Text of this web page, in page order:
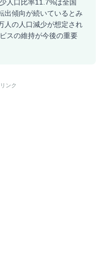
人口比率11.7%は全国
出傾向が続いているとみ
人の人口減少が想定され
スの維持が今後の重要
ンク